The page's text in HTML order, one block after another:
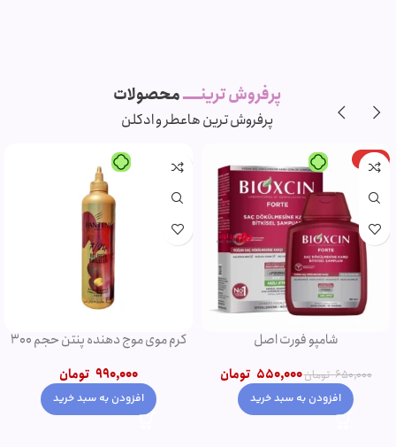
پرفروش ترینـــــمحصولات
پرفروش ترین هاعطر و ادکلن
-5%
شامپو روغن آرگان
790,000 تومان750,000 تومان
افزودن به سبد خرید
-11%
ریمل صورتی اروجینال
950,000 تومان 850,000 تومان
افزودن به سبد خرید